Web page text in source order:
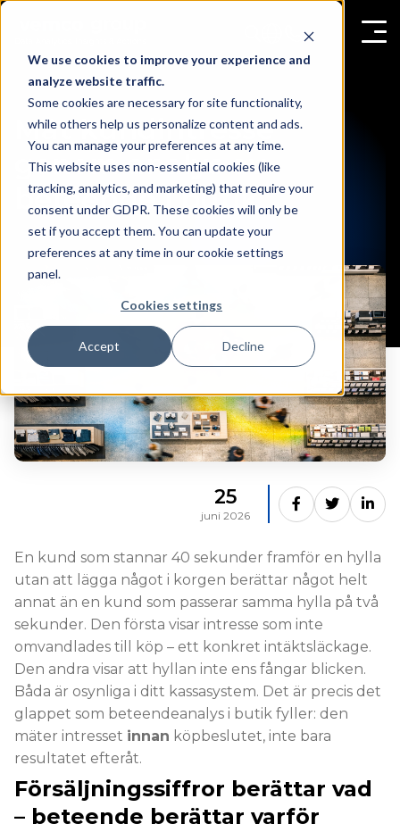
We use cookies to improve your experience and
analyze website traffic.
Some cookies are necessary for site functionality,
while others help us personalize content and ads.
You can manage your preferences at any time.
This website uses non-essential cookies (like
tracking, analytics, and marketing) that require your
consent under GDPR. These cookies will only be
set if you accept them. You can update your
preferences at any time in our cookie settings
panel.
Cookies settings
Accept Decline
Mät kundintresse
genom analys av
beteende i butik
25
juni 2026
En kund som stannar 40 sekunder framför en hylla
utan att lägga något i korgen berättar något helt
annat än en kund som passerar samma hylla på två
sekunder. Den första visar intresse som inte
omvandlades till köp – ett konkret intäktsläckage.
Den andra visar att hyllan inte ens fångar blicken.
Båda är osynliga i ditt kassasystem. Det är precis det
glappet som beteendeanalys i butik fyller: den
mäter intresset innan köpbeslutet, inte bara
resultatet efteråt.
Försäljningssiffror berättar vad
– beteende berättar varför